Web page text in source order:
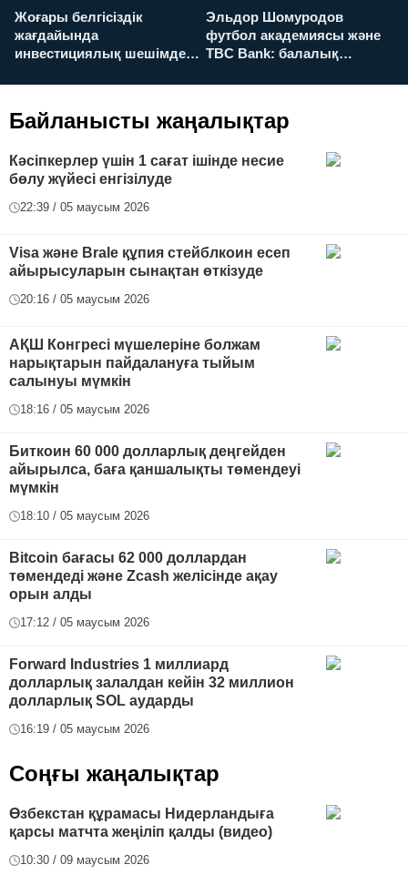
Жоғары белгісіздік
жағдайында
инвестициялық шешімдер
Эльдор Шомуродов
футбол академиясы және
TBC Bank: балалық
Байланысты жаңалықтар
Кәсіпкерлер үшін 1 сағат ішінде несие
бөлу жүйесі енгізілуде
22:39 / 05 маусым 2026
Visa және Brale құпия стейблкоин есеп
айырысуларын сынақтан өткізуде
20:16 / 05 маусым 2026
АҚШ Конгресі мүшелеріне болжам
нарықтарын пайдалануға тыйым
салынуы мүмкін
18:16 / 05 маусым 2026
Биткоин 60 000 долларлық деңгейден
айырылса, баға қаншалықты төмендеуі
мүмкін
18:10 / 05 маусым 2026
Bitcoin бағасы 62 000 доллардан
төмендеді және Zcash желісінде ақау
орын алды
17:12 / 05 маусым 2026
Forward Industries 1 миллиард
долларлық залалдан кейін 32 миллион
долларлық SOL аударды
16:19 / 05 маусым 2026
Соңғы жаңалықтар
Өзбекстан құрамасы Нидерландыға
қарсы матчта жеңіліп қалды (видео)
10:30 / 09 маусым 2026